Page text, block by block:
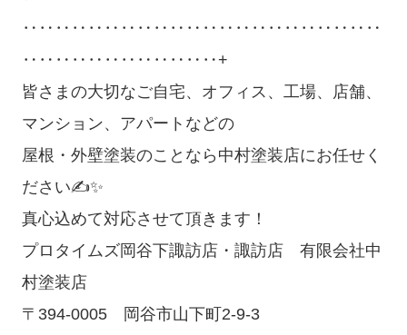
‥‥‥‥‥‥‥‥‥‥‥‥‥‥‥‥‥‥‥‥‥‥
‥‥‥‥‥‥‥‥‥‥‥‥+
皆さまの大切なご自宅、オフィス、工場、店舗、
マンション、アパートなどの
屋根・外壁塗装のことなら中村塗装店にお任せく
ださい✍✨
真心込めて対応させて頂きます！
プロタイムズ岡谷下諏訪店・諏訪店 有限会社中
村塗装店
〒394-0005 岡谷市山下町2-9-3